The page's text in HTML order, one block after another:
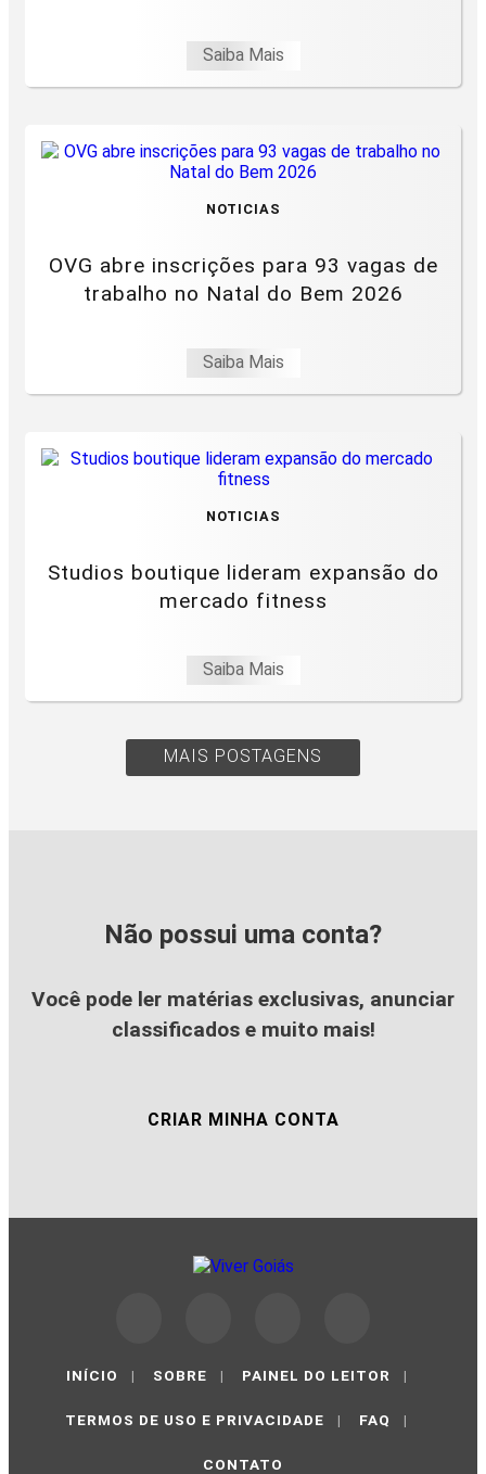
Saiba Mais
NOTICIAS
OVG abre inscrições para 93 vagas de
trabalho no Natal do Bem 2026
Saiba Mais
NOTICIAS
Studios boutique lideram expansão do
mercado fitness
Saiba Mais
MAIS POSTAGENS
Não possui uma conta?
Você pode ler matérias exclusivas, anunciar
classificados e muito mais!
CRIAR MINHA CONTA
INÍCIO | SOBRE | PAINEL DO LEITOR |
TERMOS DE USO E PRIVACIDADE | FAQ |
CONTATO